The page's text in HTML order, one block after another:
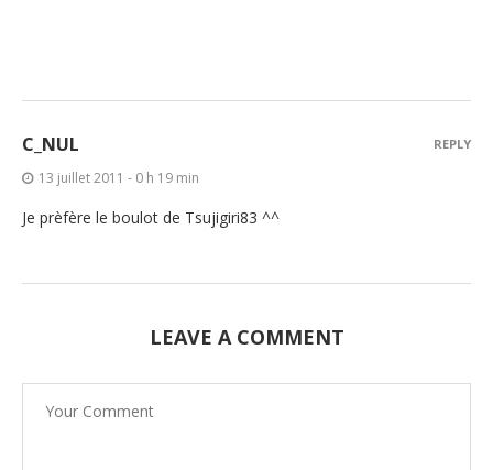
C_NUL
13 juillet 2011 - 0 h 19 min
Je prèfère le boulot de Tsujigiri83 ^^
REPLY
LEAVE A COMMENT